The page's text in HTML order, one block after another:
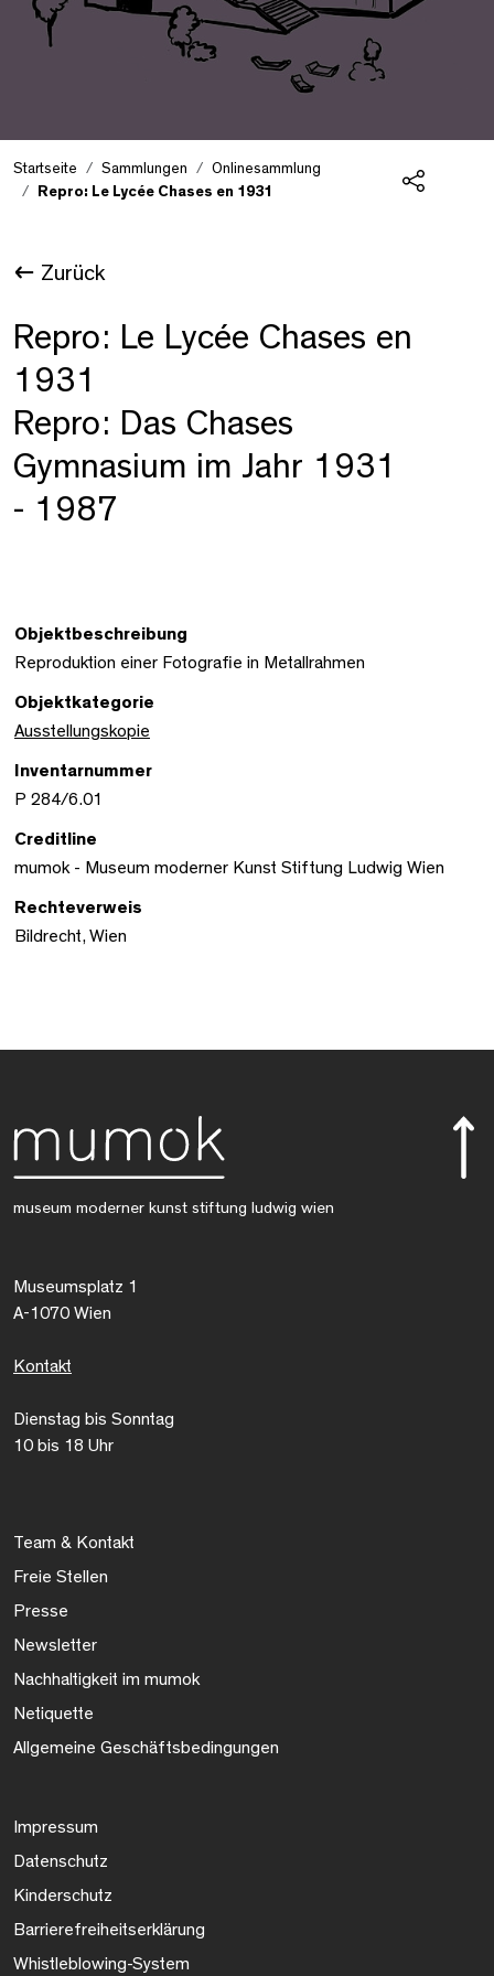
Startseite Sammlungen
Onlinesammlung
Repro: Le Lycée Chases en 1931
Zurück
Repro: Le Lycée Chases en
1931
Repro: Das Chases
Gymnasium im Jahr 1931
- 1987
Objektbeschreibung
Reproduktion einer Fotografie in Metallrahmen
Objektkategorie
Ausstellungskopie
Inventarnummer
P 284/6.01
Creditline
mumok - Museum moderner Kunst Stiftung Ludwig Wien
Rechteverweis
Bildrecht, Wien
museum moderner kunst stiftung ludwig wien
Museumsplatz 1
A-1070 Wien
Kontakt
Dienstag bis Sonntag
10 bis 18 Uhr
Team & Kontakt
Freie Stellen
Presse
Newsletter
Nachhaltigkeit im mumok
Netiquette
Allgemeine Geschäftsbedingungen
Impressum
Datenschutz
Kinderschutz
Barrierefreiheitserklärung
Whistleblowing-System